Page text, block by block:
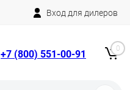
Вход для дилеров
+7 (800) 551-00-91 0